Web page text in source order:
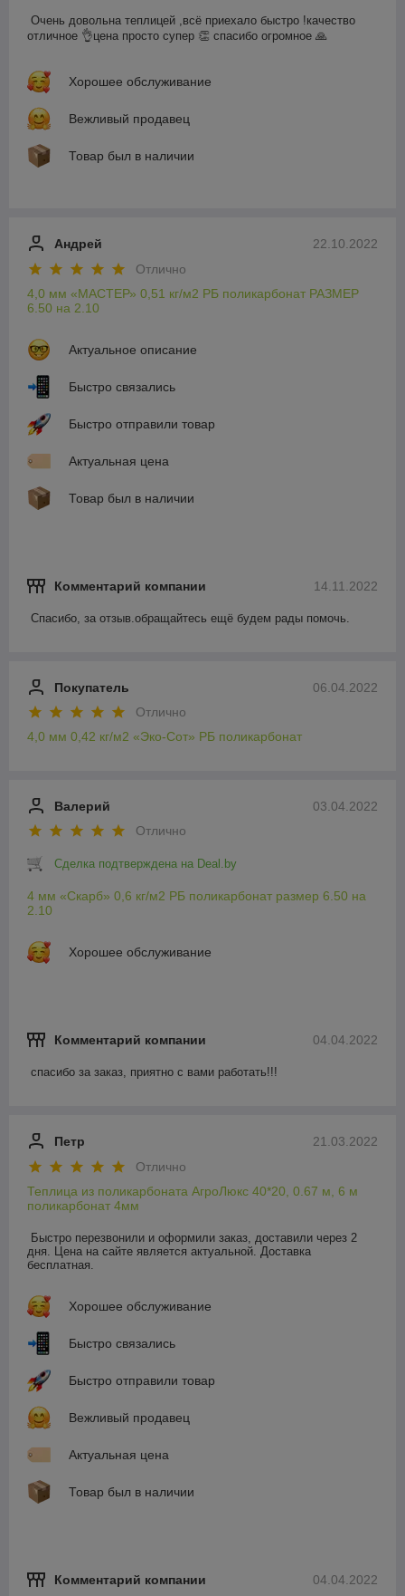
Очень довольна теплицей ,всё приехало быстро !качество
отличное 👌цена просто супер 👏 спасибо огромное 🙏
Хорошее обслуживание
Вежливый продавец
Товар был в наличии
22.10.2022
Андрей
Отлично
4,0 мм «МАСТЕР» 0,51 кг/м2 РБ поликарбонат РАЗМЕР
6.50 на 2.10
Актуальное описание
Быстро связались
Быстро отправили товар
Актуальная цена
Товар был в наличии
14.11.2022
Комментарий компании
Спасибо, за отзыв.обращайтесь ещё будем рады помочь.
06.04.2022
Покупатель
Отлично
4,0 мм 0,42 кг/м2 «Эко-Сот» РБ поликарбонат
03.04.2022
Валерий
Отлично
Сделка подтверждена на Deal.by
4 мм «Скарб» 0,6 кг/м2 РБ поликарбонат размер 6.50 на
2.10
Хорошее обслуживание
04.04.2022
Комментарий компании
спасибо за заказ, приятно с вами работать!!!
21.03.2022
Петр
Отлично
Теплица из поликарбоната АгроЛюкс 40*20, 0.67 м, 6 м
поликарбонат 4мм
Быстро перезвонили и оформили заказ, доставили через 2
дня. Цена на сайте является актуальной. Доставка
бесплатная.
Хорошее обслуживание
Быстро связались
Быстро отправили товар
Вежливый продавец
Актуальная цена
Товар был в наличии
04.04.2022
Комментарий компании